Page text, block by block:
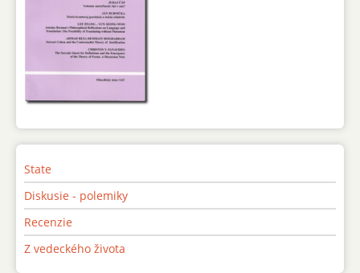
State
Diskusie - polemiky
Recenzie
Z vedeckého života